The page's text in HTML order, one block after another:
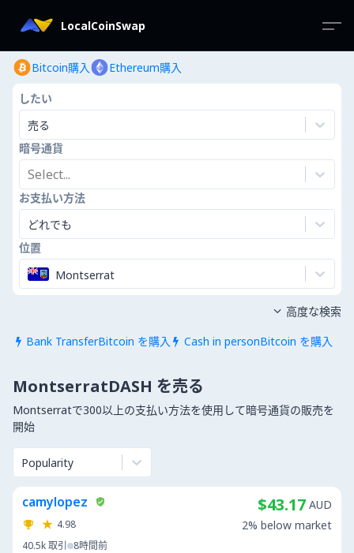
LocalCoinSwap
Bitcoin購入 Ethereum購入
したい
売る
暗号通貨
Select...
お支払い方法
どれでも
位置
Montserrat
 Bank TransferBitcoin を購入  Cash in personBitcoin を購入
 高度な検索
MontserratDASH を売る
Montserratで300以上の支払い方法を使用して暗号通貨の販売を
開始
Popularity
camylopez
4.98
40.5k取引 8時間前
$43.17 AUD
2% below market